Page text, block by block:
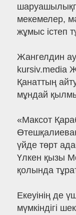
мекемелер,
жұмыс істеп
Жангелдин
kursiv.media
Қанаттың
мұндай
«Максот
үйде төрт
Үлкен қызы
қолында
Екеуінің де
мүмкіндігі